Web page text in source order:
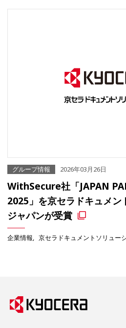
グループ情報 2026年03月26日
WithSecure社「JAPAN
2025」を京セラドキュメン
ジャパンが受賞
企業情報 京セラドキュメントソリュー